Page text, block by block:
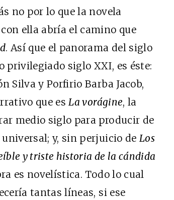
no por lo que la novela
ella abría el camino que
. Así que el panorama del siglo
privilegiado siglo XXI, es éste:
Silva y Porfirio Barba Jacob,
que esLa vorágine, la
medio siglo para producir de
y, sin perjuicio de Los
y triste historia de la cándida
es novelística. Todo lo cual
tantas líneas, si ese